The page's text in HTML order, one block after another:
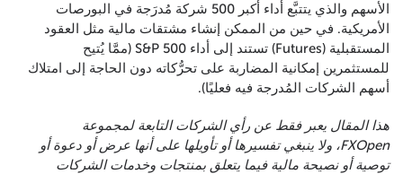
الأسهم والذي يتتبَّع أداء أكبر 500 شركة مُدرَجة في البورصات
الأمريكية. في حين من الممكن إنشاء مشتقات مالية مثل العقود
المستقبلية (Futures) تستند إلى أداء S&P 500 (ممَّا يُتيح
للمستثمرين إمكانية المضاربة على تحرُّكاته دون الحاجة إلى امتلاك
أسهم الشركات المُدرجة فيه فعليًا).
هذا المقال يعبر فقط عن رأي الشركات التابعة لمجموعة
FXOpen، ولا ينبغي تفسيرها أو تأويلها على أنها عرض أو دعوة أو
توصية أو نصيحة مالية فيما يتعلق بمنتجات وخدمات الشركات